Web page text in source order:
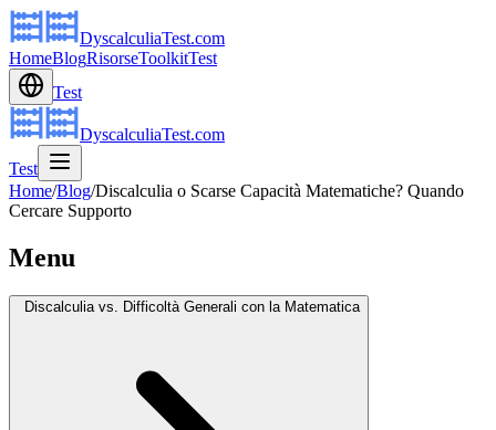
DyscalculiaTest.com
HomeBlogRisorseToolkitTest
Test
DyscalculiaTest.com
Test
Home/Blog/Discalculia o Scarse Capacità Matematiche? Quando
Cercare Supporto
Menu
Discalculia vs. Difficoltà Generali con la Matematica